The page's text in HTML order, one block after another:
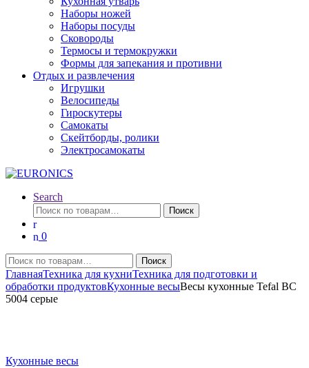
Наборы ножей
Наборы посуды
Сковороды
Термосы и термокружки
Формы для запекания и противни
Отдых и развлечения
Игрушки
Велосипеды
Гироскутеры
Самокаты
Скейтборды, ролики
Электросамокаты
Search
Искать:
Поиск
0
Искать:
Поиск
ГлавнаяТехника для кухниТехника для подготовки и
обработки продуктовКухонные весыВесы кухонные Tefal BC
5004 серые
Кухонные весы